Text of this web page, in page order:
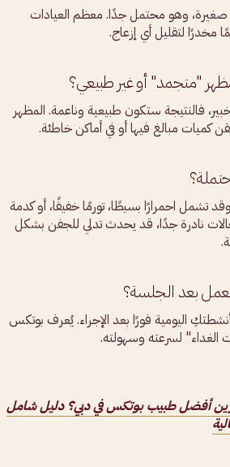
صغيرة، وهو محتمل جدًا. معظم العيادات
مخدرًا لتقليل أي إزعاج.
"متجمد" أو غير طبيعي؟
فالنتيجة ستكون طبيعية وناعمة. المظهر
مبالغ فيها أو في أماكن خاطئة.
وقد تشمل احمرارًا بسيطًا، تورمًا خفيفًا، أو كدمة
نادرة جدًا، قد يحدث تدلي للجفن بشكل
بعد الجلسة؟
اليومية فورًا بعد الإجراء. يُعرف بوتكس
الغداء" لسرعته وسهولته.
أفضل طبيب بوتكس في دبي؟ دليل شامل